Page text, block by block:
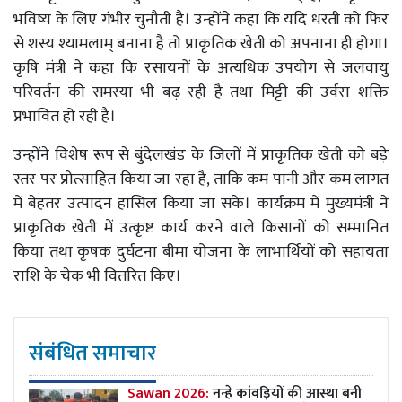
भविष्य के लिए गंभीर चुनौती है। उन्होंने कहा कि यदि धरती को फिर
से शस्य श्यामलाम् बनाना है तो प्राकृतिक खेती को अपनाना ही होगा।
कृषि मंत्री ने कहा कि रसायनों के अत्यधिक उपयोग से जलवायु
परिवर्तन की समस्या भी बढ़ रही है तथा मिट्टी की उर्वरा शक्ति
प्रभावित हो रही है।
उन्होंने विशेष रूप से बुंदेलखंड के जिलों में प्राकृतिक खेती को बड़े
स्तर पर प्रोत्साहित किया जा रहा है, ताकि कम पानी और कम लागत
में बेहतर उत्पादन हासिल किया जा सके। कार्यक्रम में मुख्यमंत्री ने
प्राकृतिक खेती में उत्कृष्ट कार्य करने वाले किसानों को सम्मानित
किया तथा कृषक दुर्घटना बीमा योजना के लाभार्थियों को सहायता
राशि के चेक भी वितरित किए।
संबंधित समाचार
Sawan 2026:नन्हे कांवड़ियों की आस्था बनी